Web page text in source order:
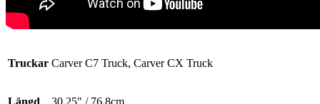
Truckar Carver C7 Truck, Carver CX Truck